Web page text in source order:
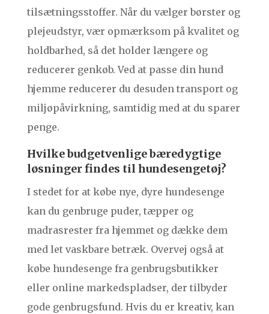
tilsætningsstoffer. Når du vælger børster og
plejeudstyr, vær opmærksom på kvalitet og
holdbarhed, så det holder længere og
reducerer genkøb. Ved at passe din hund
hjemme reducerer du desuden transport og
miljøpåvirkning, samtidig med at du sparer
penge.
Hvilke budgetvenlige bæredygtige
løsninger findes til hundesengetøj?
I stedet for at købe nye, dyre hundesenge
kan du genbruge puder, tæpper og
madrasrester fra hjemmet og dække dem
med let vaskbare betræk. Overvej også at
købe hundesenge fra genbrugsbutikker
eller online markedspladser, der tilbyder
gode genbrugsfund. Hvis du er kreativ, kan